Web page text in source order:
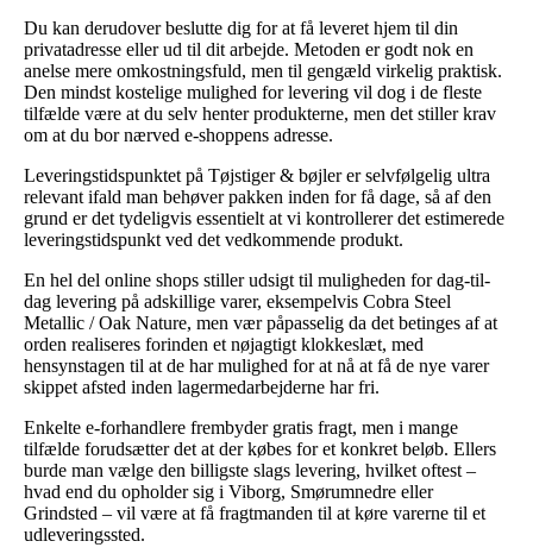
Du kan derudover beslutte dig for at få leveret hjem til din
privatadresse eller ud til dit arbejde. Metoden er godt nok en
anelse mere omkostningsfuld, men til gengæld virkelig praktisk.
Den mindst kostelige mulighed for levering vil dog i de fleste
tilfælde være at du selv henter produkterne, men det stiller krav
om at du bor nærved e-shoppens adresse.
Leveringstidspunktet på Tøjstiger & bøjler er selvfølgelig ultra
relevant ifald man behøver pakken inden for få dage, så af den
grund er det tydeligvis essentielt at vi kontrollerer det estimerede
leveringstidspunkt ved det vedkommende produkt.
En hel del online shops stiller udsigt til muligheden for dag-til-
dag levering på adskillige varer, eksempelvis Cobra Steel
Metallic / Oak Nature, men vær påpasselig da det betinges af at
orden realiseres forinden et nøjagtigt klokkeslæt, med
hensynstagen til at de har mulighed for at nå at få de nye varer
skippet afsted inden lagermedarbejderne har fri.
Enkelte e-forhandlere frembyder gratis fragt, men i mange
tilfælde forudsætter det at der købes for et konkret beløb. Ellers
burde man vælge den billigste slags levering, hvilket oftest –
hvad end du opholder sig i Viborg, Smørumnedre eller
Grindsted – vil være at få fragtmanden til at køre varerne til et
udleveringssted.